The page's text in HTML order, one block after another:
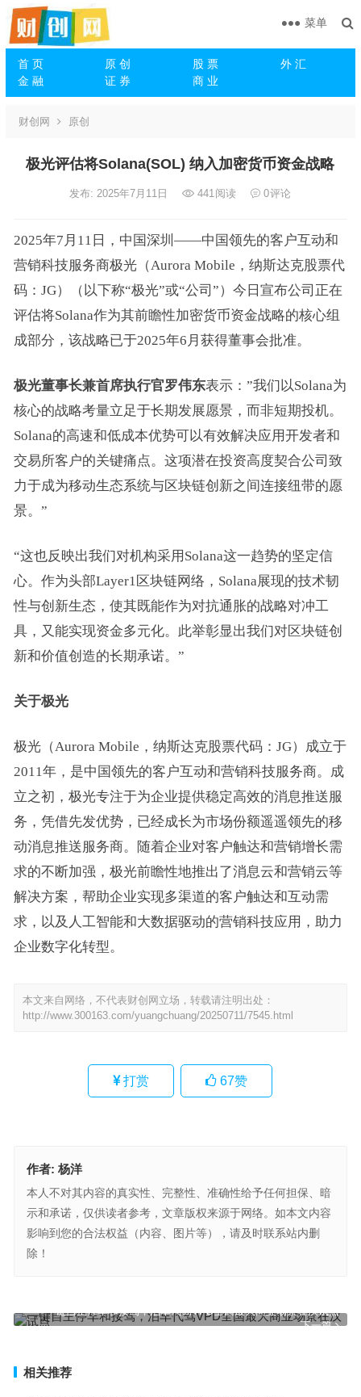
首 页 原 创 股 票
外 汇
金 融
证 券 商 业
菜单
财创网 原创
极光评估将Solana(SOL) 纳入加密货币资金战略
发布: 2025年7月11日 441阅读 0评论
2025年7月11日，中国深圳——中国领先的客户互动和
营销科技服务商极光（Aurora Mobile，纳斯达克股票代
码：JG）（以下称“极光”或“公司”）今日宣布公司正在
评估将Solana作为其前瞻性加密货币资金战略的核心组
成部分，该战略已于2025年6月获得董事会批准。
极光董事长兼首席执行官罗伟东表示：”我们以Solana为
核心的战略考量立足于长期发展愿景，而非短期投机。
Solana的高速和低成本优势可以有效解决应用开发者和
交易所客户的关键痛点。这项潜在投资高度契合公司致
力于成为移动生态系统与区块链创新之间连接纽带的愿
景。”
“这也反映出我们对机构采用Solana这一趋势的坚定信
心。作为头部Layer1区块链网络，Solana展现的技术韧
性与创新生态，使其既能作为对抗通胀的战略对冲工
具，又能实现资金多元化。此举彰显出我们对区块链创
新和价值创造的长期承诺。”
关于极光
极光（Aurora Mobile，纳斯达克股票代码：JG）成立于
2011年，是中国领先的客户互动和营销科技服务商。成
立之初，极光专注于为企业提供稳定高效的消息推送服
务，凭借先发优势，已经成长为市场份额遥遥领先的移
动消息推送服务商。随着企业对客户触达和营销增长需
求的不断加强，极光前瞻性地推出了消息云和营销云等
解决方案，帮助企业实现多渠道的客户触达和互动需
求，以及人工智能和大数据驱动的营销科技应用，助力
企业数字化转型。
本文来自网络，不代表财创网立场，转载请注明出处：
http://www.300163.com/yuangchuang/20250711/7545.html
打赏 67赞
作者: 杨洋
本人不对其内容的真实性、完整性、准确性给予任何担保、暗
示和承诺，仅供读者参考，文章版权来源于网络。如本文内容
影响到您的合法权益（内容、图片等），请及时联系站内删
除！
下一篇
一键自主停车和接驾，泊车代驾VPD全国最大商业场景在汉试点
相关推荐